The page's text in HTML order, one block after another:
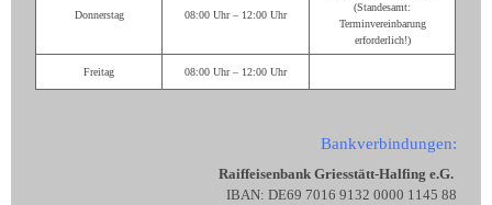
Donnerstag 08:00 Uhr – 12:00 Uhr
(Standesamt:
Terminvereinbarung
erforderlich!)
Freitag 08:00 Uhr – 12:00 Uhr
Bankverbindungen:
Raiffeisenbank Griesstätt-Halfing e.G.
IBAN: DE69 7016 9132 0000 1145 88